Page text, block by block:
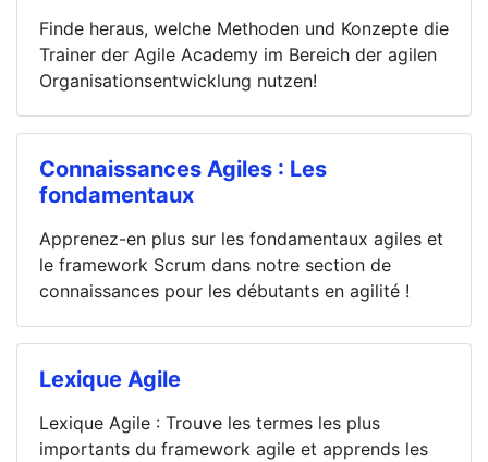
Finde heraus, welche Methoden und Konzepte die
Trainer der Agile Academy im Bereich der agilen
Organisationsentwicklung nutzen!
Connaissances Agiles : Les
fondamentaux
Apprenez-en plus sur les fondamentaux agiles et
le framework Scrum dans notre section de
connaissances pour les débutants en agilité !
Lexique Agile
Lexique Agile : Trouve les termes les plus
importants du framework agile et apprends les